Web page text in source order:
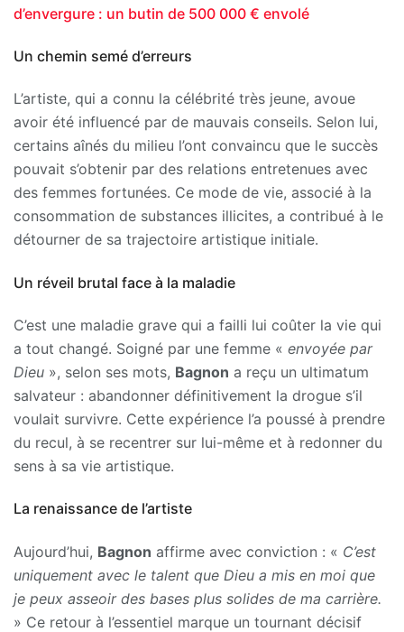
d’envergure : un butin de 500 000 € envolé
Un chemin semé d’erreurs
L’artiste, qui a connu la célébrité très jeune, avoue
avoir été influencé par de mauvais conseils. Selon lui,
certains aînés du milieu l’ont convaincu que le succès
pouvait s’obtenir par des relations entretenues avec
des femmes fortunées. Ce mode de vie, associé à la
consommation de substances illicites, a contribué à le
détourner de sa trajectoire artistique initiale.
Un réveil brutal face à la maladie
C’est une maladie grave qui a failli lui coûter la vie qui
a tout changé. Soigné par une femme « envoyée par
Dieu », selon ses mots, Bagnon a reçu un ultimatum
salvateur : abandonner définitivement la drogue s’il
voulait survivre. Cette expérience l’a poussé à prendre
du recul, à se recentrer sur lui-même et à redonner du
sens à sa vie artistique.
La renaissance de l’artiste
Aujourd’hui, Bagnon affirme avec conviction : « C’est
uniquement avec le talent que Dieu a mis en moi que
je peux asseoir des bases plus solides de ma carrière.
» Ce retour à l’essentiel marque un tournant décisif